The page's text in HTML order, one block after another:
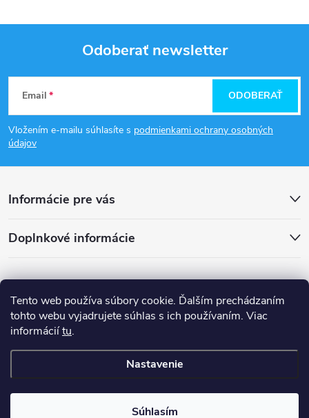
Tento web používa súbory cookie. Ďalším prechádzaním
tohto webu vyjadrujete súhlas s ich používaním. Viac
informáciítu.
Nastavenie
Súhlasím
Z
á
p
ä
e
Odoberať newsletter
Email
Vložením e-mailu súhlasíte s podmienkami ochrany osobných
údajov
ODOBERAŤ
Informácie pre vás
Doplnkové informácie
Copyright 2026smsystem.sk. Všetky práva vyhradené.